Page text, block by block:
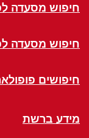
חיפוש מסעדה
חיפוש מסעדה
חיפושים
מידע ברשת